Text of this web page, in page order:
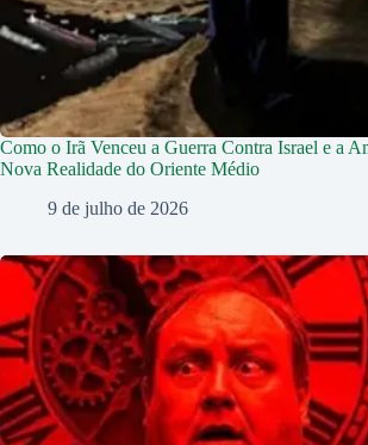
Como o Irã Venceu a Guerra Contra Israel e a
Nova Realidade do Oriente Médio
9 de julho de 2026